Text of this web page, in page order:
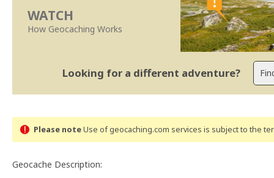
WATCH
How Geocaching Works
Looking for a different adventure?
Please noteUse of geocaching.com services is subject to the
Geocache Description: